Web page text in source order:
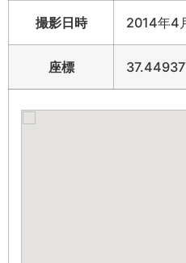
撮影日時 2014年4
座標